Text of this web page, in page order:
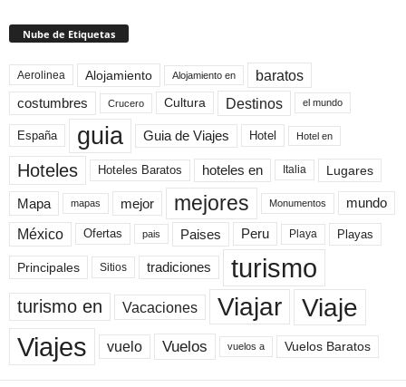
Nube de Etiquetas
Aerolinea Alojamiento Alojamiento en baratos
costumbres Crucero Cultura Destinos el mundo
España guia Guia de Viajes Hotel Hotel en
Hoteles Hoteles Baratos hoteles en Italia Lugares
Mapa mapas mejor mejores Monumentos mundo
México Ofertas pais Paises Peru Playa Playas
Principales Sitios tradiciones turismo
turismo en Vacaciones Viajar Viaje
Viajes vuelo Vuelos vuelos a Vuelos Baratos